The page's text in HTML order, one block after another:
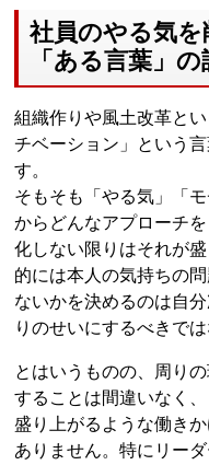
社員のやる気
「ある言葉」の
組織作りや風土改革と
チベーション」という
す。
そもそも「やる気」「
からどんなアプローチ
化しない限りはそれが
的には本人の気持ちの
ないかを決めるのは自
りのせいにするべきで
とはいうものの、周り
することは間違いなく
盛り上がるような働き
ありません。特にリー